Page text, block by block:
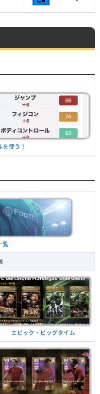
使う！
覧
エピック・ビッグタイム